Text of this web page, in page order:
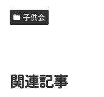
子供会
関連記事